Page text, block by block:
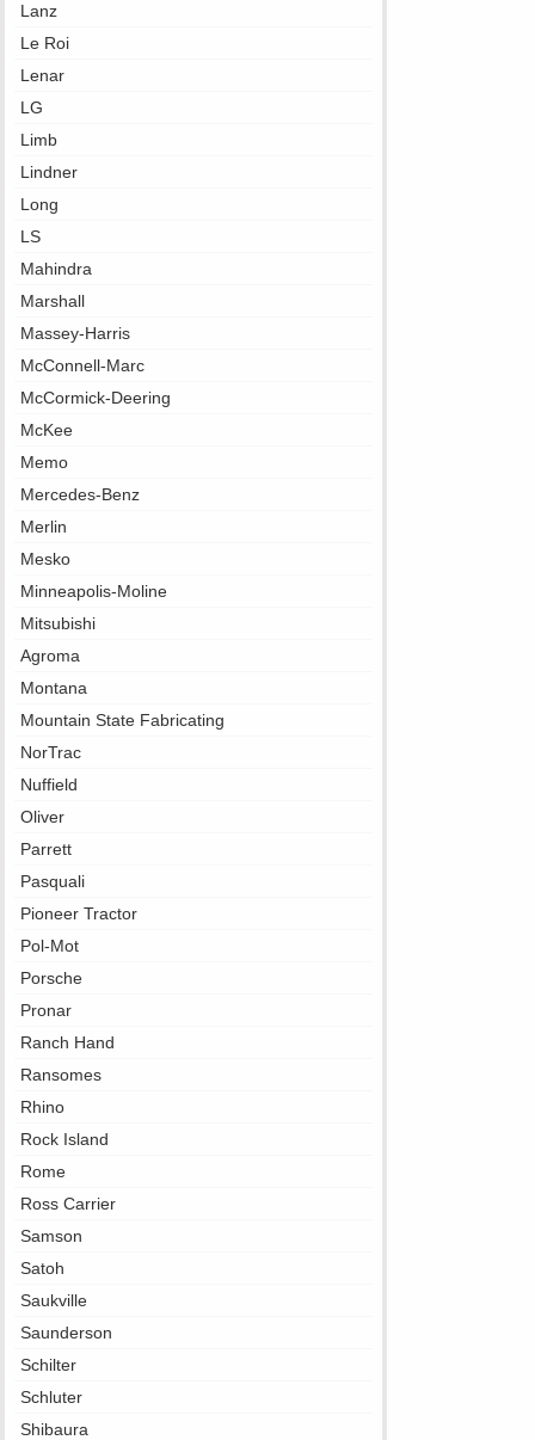
Lanz
Le Roi
Lenar
LG
Limb
Lindner
Long
LS
Mahindra
Marshall
Massey-Harris
McConnell-Marc
McCormick-Deering
McKee
Memo
Mercedes-Benz
Merlin
Mesko
Minneapolis-Moline
Mitsubishi
Agroma
Montana
Mountain State Fabricating
NorTrac
Nuffield
Oliver
Parrett
Pasquali
Pioneer Tractor
Pol-Mot
Porsche
Pronar
Ranch Hand
Ransomes
Rhino
Rock Island
Rome
Ross Carrier
Samson
Satoh
Saukville
Saunderson
Schilter
Schluter
Shibaura